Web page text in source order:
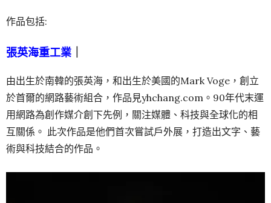
作品包括:
張英海重工業
由出生於南韓的張英海，和出生於美國的Mark Voge，創立
於首爾的網路藝術組合，作品見yhchang.com。90年代末運
用網路為創作媒介創下先例，關注媒體、科技與全球化的相
互關係。 此次作品是他們首次嘗試戶外展，打造出文字、藝
術與科技結合的作品。